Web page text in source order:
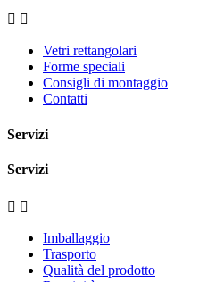
 
Vetri rettangolari
Forme speciali
Consigli di montaggio
Contatti
Servizi
Servizi
 
Imballaggio
Trasporto
Qualità del prodotto